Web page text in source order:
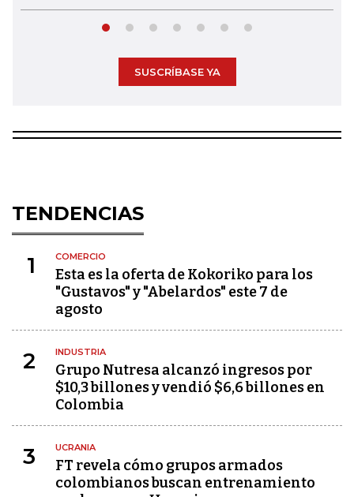
SUSCRÍBASE YA
TENDENCIAS
1 COMERCIO
Esta es la oferta de Kokoriko para los
"Gustavos" y "Abelardos" este 7 de
agosto
2 INDUSTRIA
Grupo Nutresa alcanzó ingresos por
$10,3 billones y vendió $6,6 billones en
Colombia
3 UCRANIA
FT revela cómo grupos armados
colombianos buscan entrenamiento